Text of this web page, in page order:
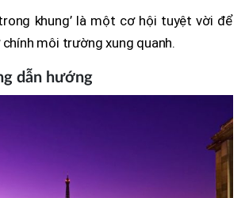
khung’ là một cơ hội tuyệt vời để
môi trường xung quanh.
dẫn hướng